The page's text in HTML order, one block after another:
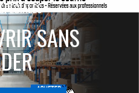
SANS